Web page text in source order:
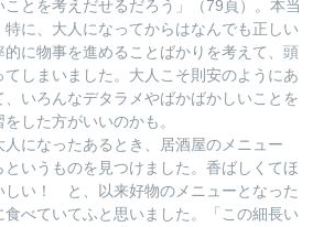
ことを考えだせるだろう」（79頁）。本当
特に、大人になってからはなんでも正しい
的に物事を進めることばかりを考えて、頭
てしまいました。大人こそ則安のようにあ
、いろんなデタラメやばかばかしいことを
した方がいいのかも。
になったあるとき、居酒屋のメニュー
というものを見つけました。香ばしくてほ
しい！ と、以来好物のメニューとなった
べていてふと思いました。「この細長い